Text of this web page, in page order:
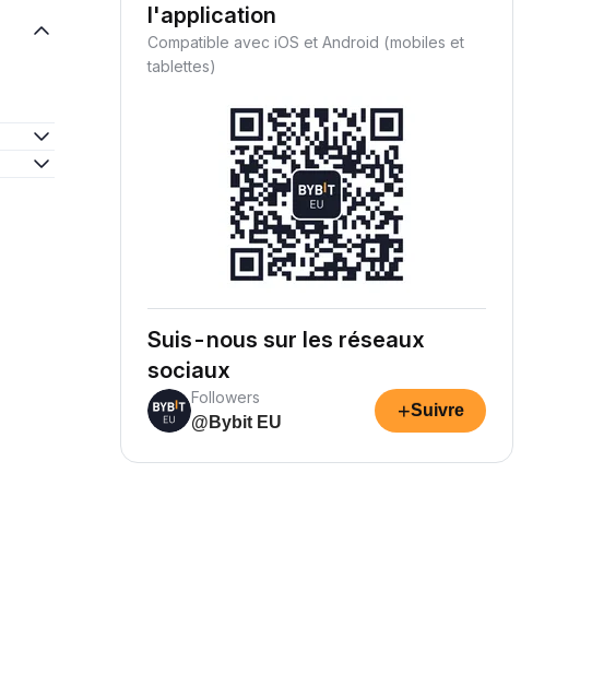
l'application
Compatible avec iOS et Android (mobiles et
tablettes)
Suis-nous sur les réseaux
sociaux
Followers
@Bybit EU
+Suivre